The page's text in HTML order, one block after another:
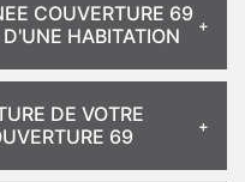
COUVERTURE 69
HABITATION
DE VOTRE
69